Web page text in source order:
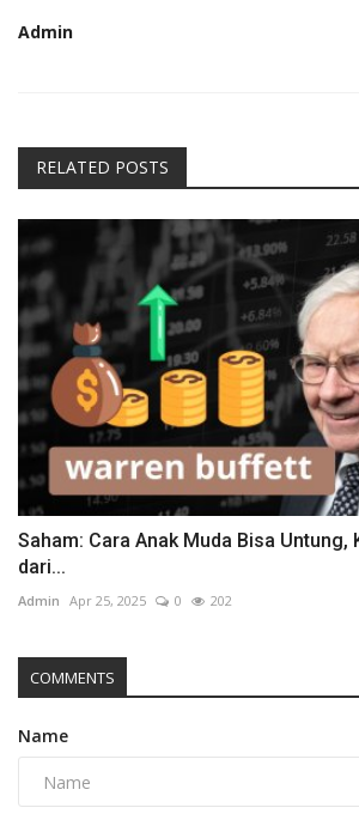
Admin
RELATED POSTS
Saham: Cara Anak Muda Bisa Untung,
dari...
Admin Apr 25, 2025 0 202
COMMENTS
Name